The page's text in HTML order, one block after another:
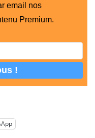
email nos
Premium.